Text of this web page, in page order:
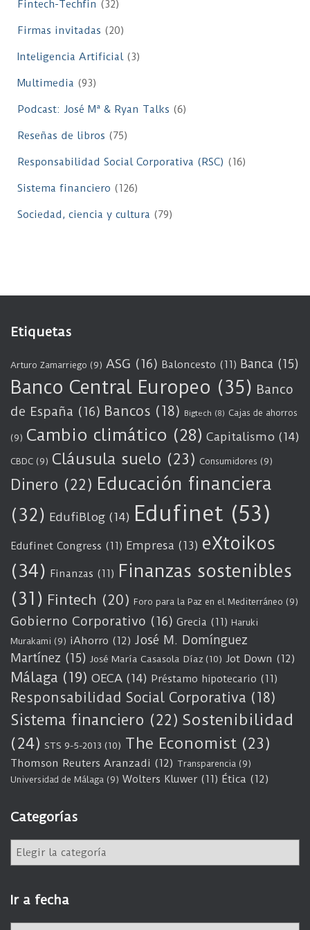
Fintech-Techfin (32)
Firmas invitadas (20)
Inteligencia Artificial(3)
Multimedia (93)
Podcast: José Mª & Ryan Talks (6)
Reseñas de libros (75)
Responsabilidad Social Corporativa (RSC) (16)
Sistema financiero (126)
Sociedad, ciencia y cultura (79)
Etiquetas
Arturo Zamarriego (9) ASG (16) Baloncesto (11) Banca (15)
Banco Central Europeo (35) Banco
de España (16) Bancos (18) Bigtech (8) Cajas de ahorros
(9) Cambio climático (28) Capitalismo (14)
CBDC (9) Cláusula suelo (23) Consumidores (9)
Dinero (22) Educación financiera
(32) EdufiBlog (14) Edufinet (53)
Edufinet Congress (11) Empresa (13) eXtoikos
(34) Finanzas (11) Finanzas sostenibles
(31) Fintech (20) Foro para la Paz en el Mediterráneo (9)
Gobierno Corporativo (16) Grecia (11) Haruki
Murakami (9) iAhorro (12) José M. Domínguez
Martínez (15) José María Casasola Díaz (10) Jot Down (12)
Málaga (19) OECA (14) Préstamo hipotecario (11)
Responsabilidad Social Corporativa (18)
Sistema financiero (22) Sostenibilidad
(24) STS 9-5-2013 (10) The Economist (23)
Thomson Reuters Aranzadi (12) Transparencia (9)
Universidad de Málaga (9) Wolters Kluwer (11) Ética (12)
Categorías
e
g
o
Ir a fecha